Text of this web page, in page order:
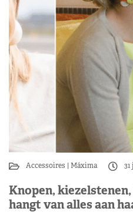
Accessoires Máxima
Knopen,
hangt van alles aan